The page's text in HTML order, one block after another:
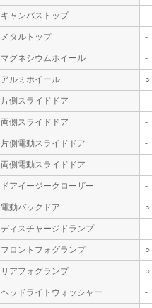
キャンバストップ -
メタルトップ -
マグネシウムホイール -
アルミホイール ○
片側スライドドア -
両側スライドドア -
片側電動スライドドア -
両側電動スライドドア -
ドアイージークローザー -
電動バックドア ○
ディスチャージドランプ -
フロントフォグランプ ○
リアフォグランプ ○
ヘッドライトウォッシャー -